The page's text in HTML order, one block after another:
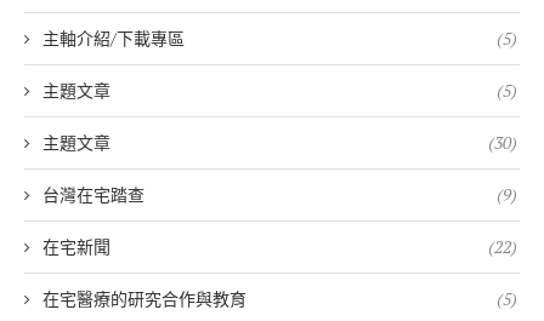
主軸介紹/下載專區 (5)
主題文章 (5)
主題文章 (30)
台灣在宅踏查 (9)
在宅新聞 (22)
在宅醫療的研究合作與教育 (5)